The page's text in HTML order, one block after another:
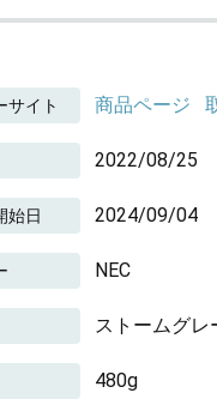
サイト 商品ページ
2022/08/25
始日 2024/09/04
NEC
ストームグレ
480g